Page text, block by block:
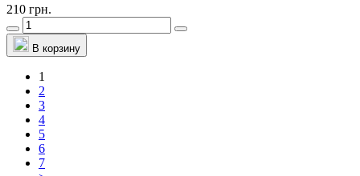
210 грн.
В корзину
1
2
3
4
5
6
7